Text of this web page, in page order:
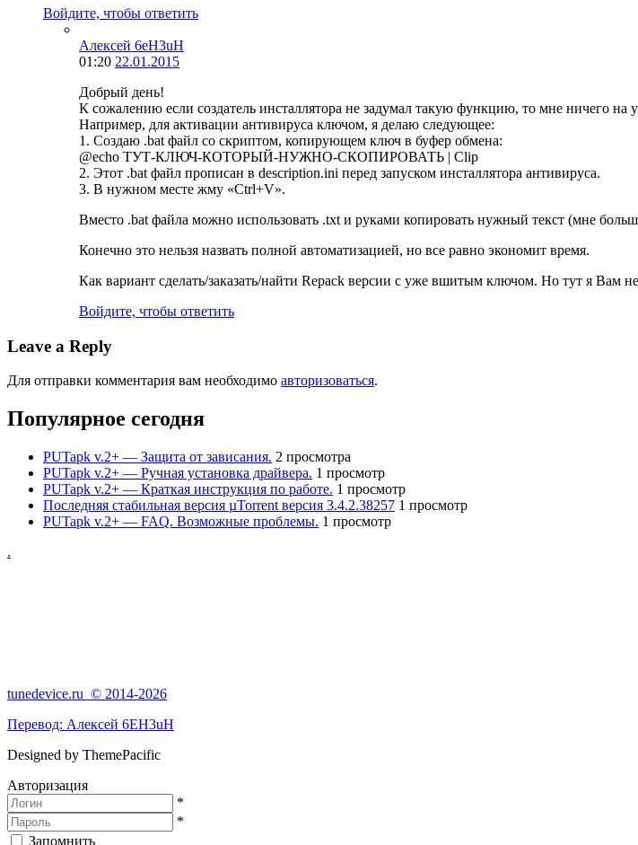
Войдите, чтобы ответить
Алексей 6eH3uH
01:20 22.01.2015
Добрый день!
К сожалению если создатель инсталлятора не задумал такую функцию, то мне ничего
Например, для активации антивируса ключом, я делаю следующее:
1. Создаю .bat файл со скриптом, копирующем ключ в буфер обмена:
@echo ТУТ-КЛЮЧ-КОТОРЫЙ-НУЖНО-СКОПИРОВАТЬ | Clip
2. Этот .bat файл прописан в description.ini перед запуском инсталлятора антивируса.
3. В нужном месте жму «Ctrl+V».
Вместо .bat файла можно использовать .txt и руками копировать нужный текст (мне
Конечно это нельзя назвать полной автоматизацией, но все равно экономит время.
Как вариант сделать/заказать/найти Repack версии с уже вшитым ключом. Но тут я Вам
Войдите, чтобы ответить
Leave a Reply
Для отправки комментария вам необходимо авторизоваться.
Популярное сегодня
PUTapk v.2+ — Защита от зависания. 2 просмотра
PUTapk v.2+ — Ручная установка драйвера. 1 просмотр
PUTapk v.2+ — Краткая инструкция по работе. 1 просмотр
Последняя стабильная версия µTorrent версия 3.4.2.38257 1 просмотр
PUTapk v.2+ — FAQ. Возможные проблемы. 1 просмотр
.
tunedevice.ru © 2014-2026
Перевод: Алексей 6EH3uH
Designed by ThemePacific
Авторизация
*
*
Запомнить